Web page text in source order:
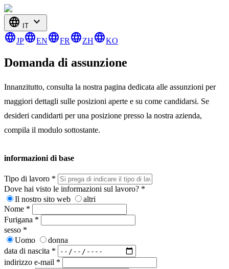
language IT
expand_more
languageJPlanguageENlanguageFR languageZHlanguageKO
Domanda di assunzione
Innanzitutto, consulta la nostra pagina dedicata alle assunzioni per
maggiori dettagli sulle posizioni aperte e su come candidarsi. Se
desideri candidarti per una posizione presso la nostra azienda,
compila il modulo sottostante.
informazioni di base
Tipo di lavoro *
Dove hai visto le informazioni sul lavoro? *
Il nostro sito web
altri
Nome *
Furigana *
sesso *
Uomo
donna
data di nascita *
indirizzo e-mail *